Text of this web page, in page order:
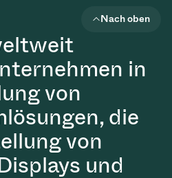
in
von
die
von
und
Nach oben